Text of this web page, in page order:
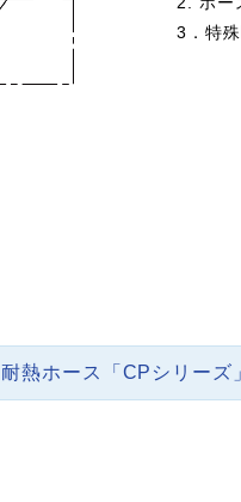
3．特
耐熱ホース「CPシリーズ